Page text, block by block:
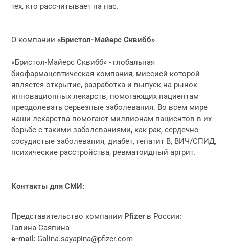
тех, кто рассчитывает на нас.
О компании«Бристол-Майерс Сквибб»
«Бристол-Майерс Сквибб» - глобальная
биофармацевтическая компания, миссией которой
является открытие, разработка и выпуск на рынок
инновационных лекарств, помогающих пациентам
преодолевать серьезные заболевания. Во всем мире
наши лекарства помогают миллионам пациентов в их
борьбе с такими заболеваниями, как рак, сердечно-
сосудистые заболевания, диабет, гепатит В, ВИЧ/СПИД,
психические расстройства, ревматоидный артрит.
Контакты для СМИ:
Представительство компании Pfizer в России:
Галина Саяпина
e-mail: Galina.sayapina@pfizer.com